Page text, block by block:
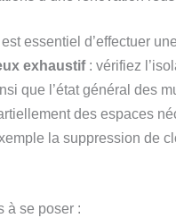
essentiel d’effectuer
exhaustif: vérifiez
que l’état général des
des espaces
la suppression de
à se poser :